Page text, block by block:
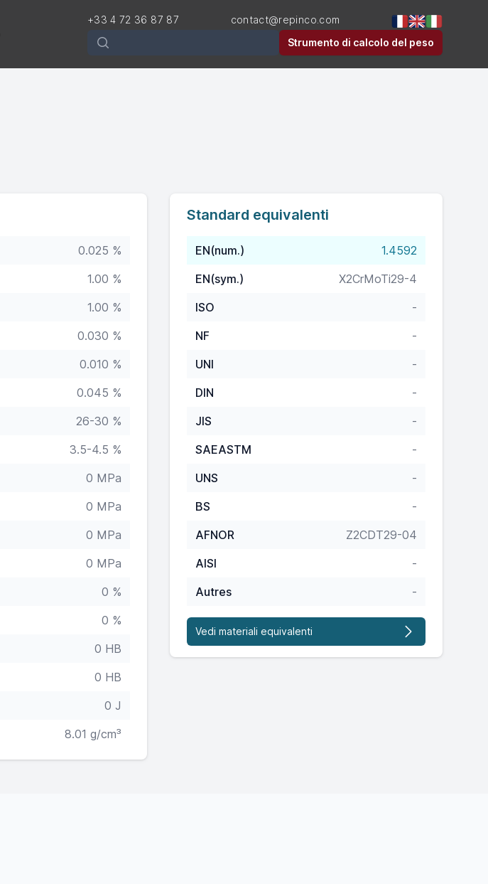
+33 4 72 36 87 87 contact@repinco.com
Rechercher Strumento di calcolo del peso
0.025 %
1.00 %
1.00 %
0.030 %
0.010 %
0.045 %
26-30 %
3.5-4.5 %
0 MPa
0 MPa
0 MPa
0 MPa
0 %
0 %
0 HB
0 HB
0 J
8.01 g/cm³
Standard equivalenti
EN(num.)
1.4592
EN(sym.)
X2CrMoTi29-4
ISO
-
NF
-
UNI
-
DIN
-
JIS
-
SAEASTM
-
UNS
-
BS
-
AFNOR
Z2CDT29-04
AISI
-
Autres
-
Vedi materiali equivalenti